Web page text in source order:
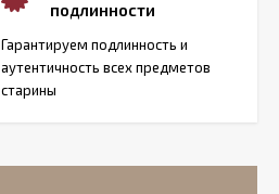
подлинности
Гарантируем подлинность и
аутентичность всех предметов
старины